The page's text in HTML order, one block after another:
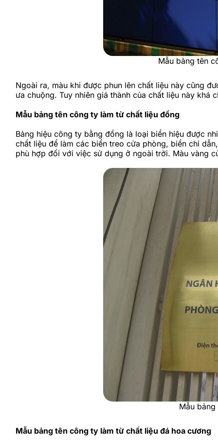
Mẫu bảng tên
Ngoài ra, màu khi được phun lên chất liệu này cũng
ưa chuộng. Tuy nhiên giá thành của chất liệu này khá
Mẫu bảng tên công ty làm từ chất liệu đồng
Bảng hiệu công ty bằng đồng là loại biển hiệu được
chất liệu để làm các biển treo cửa phòng, biển chỉ
phù hợp đối với việc sử dụng ở ngoài trời. Màu vàng
Mẫu
Mẫu bảng tên công ty làm từ chất liệu đá hoa cương